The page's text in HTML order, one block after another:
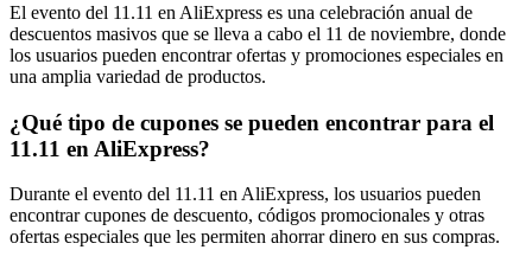
El evento del 11.11 en AliExpress es una celebración anual de
descuentos masivos que se lleva a cabo el 11 de noviembre, donde
los usuarios pueden encontrar ofertas y promociones especiales en
una amplia variedad de productos.
¿Qué tipo de cupones se pueden encontrar para el
11.11 en AliExpress?
Durante el evento del 11.11 en AliExpress, los usuarios pueden
encontrar cupones de descuento, códigos promocionales y otras
ofertas especiales que les permiten ahorrar dinero en sus compras.